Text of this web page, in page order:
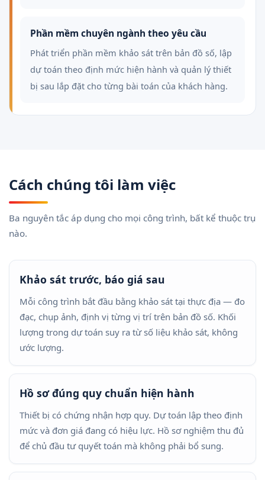
Phần mềm chuyên ngành theo yêu cầu
Phát triển phần mềm khảo sát trên bản đồ số, lập
dự toán theo định mức hiện hành và quản lý thiết
bị sau lắp đặt cho từng bài toán của khách hàng.
Cách chúng tôi làm việc
Ba nguyên tắc áp dụng cho mọi công trình, bất kể thuộc trụ
nào.
Khảo sát trước, báo giá sau
Mỗi công trình bắt đầu bằng khảo sát tại thực địa — đo
đạc, chụp ảnh, định vị từng vị trí trên bản đồ số. Khối
lượng trong dự toán suy ra từ số liệu khảo sát, không
ước lượng.
Hồ sơ đúng quy chuẩn hiện hành
Thiết bị có chứng nhận hợp quy. Dự toán lập theo định
mức và đơn giá đang có hiệu lực. Hồ sơ nghiệm thu đủ
để chủ đầu tư quyết toán mà không phải bổ sung.